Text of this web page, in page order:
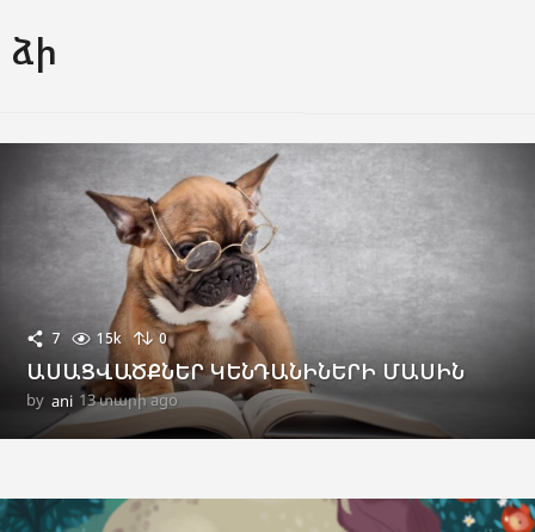
ձի
7 15k 0
ԱՍԱՑՎԱԾՔՆԵՐ ԿԵՆԴԱՆԻՆԵՐԻ ՄԱՍԻՆ
by ani 13 տարի ago
1
տ